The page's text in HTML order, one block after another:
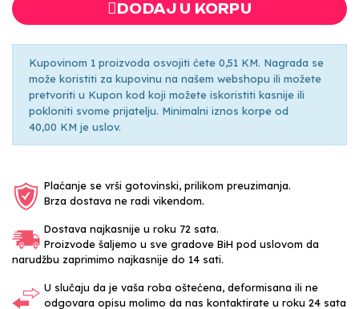
DODAJ U KORPU
Kupovinom 1 proizvoda osvojiti ćete 0,51 KM. Nagrada se
može koristiti za kupovinu na našem webshopu ili možete
pretvoriti u Kupon kod koji možete iskoristiti kasnije ili
pokloniti svome prijatelju. Minimalni iznos korpe od
40,00 KM je uslov.
Plaćanje se vrši gotovinski, prilikom preuzimanja.
Brza dostava ne radi vikendom.
Dostava najkasnije u roku 72 sata.
Proizvode šaljemo u sve gradove BiH pod uslovom da
narudžbu zaprimimo najkasnije do 14 sati.
U slučaju da je vaša roba oštećena, deformisana ili ne
odgovara opisu molimo da nas kontaktirate u roku 24 sata